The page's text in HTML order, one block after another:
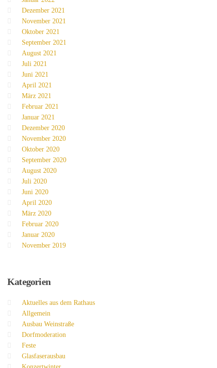
Dezember 2021
November 2021
Oktober 2021
September 2021
August 2021
Juli 2021
Juni 2021
April 2021
März 2021
Februar 2021
Januar 2021
Dezember 2020
November 2020
Oktober 2020
September 2020
August 2020
Juli 2020
Juni 2020
April 2020
März 2020
Februar 2020
Januar 2020
November 2019
Kategorien
Aktuelles aus dem Rathaus
Allgemein
Ausbau Weinstraße
Dorfmoderation
Feste
Glasfaserausbau